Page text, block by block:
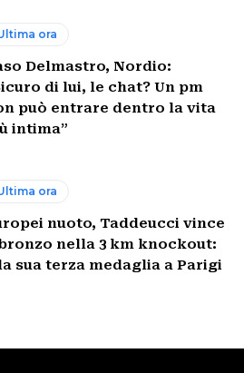
ora
Delmastro, Nordio:
di lui, le chat? Un pm
può entrare dentro la vita
intima”
ora
nuoto, Taddeucci vince
nella 3 km knockout:
sua terza medaglia a Parigi